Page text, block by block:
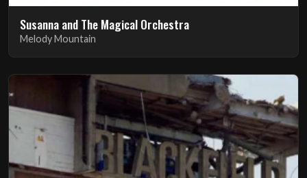
Susanna and The Magical Orchestra
Melody Mountain